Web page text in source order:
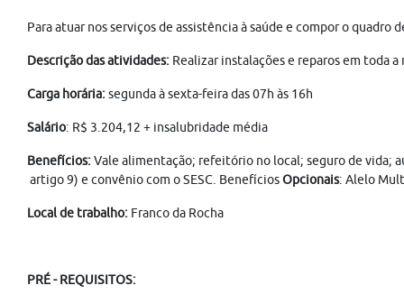
Para atuar nos serviços de assistência à saúde e compor o quadro
Descrição das atividades: Realizar instalações e reparos em toda
Carga horária:segunda à sexta-feira das 07h às 16h
Salário: R$ 3.204,12 + insalubridade média
Benefícios:Vale alimentação; refeitório no local; seguro de vida;
artigo 9) e convênio com o SESC. BenefíciosOpcionais: Alelo
Local de trabalho: Franco da Rocha
PRÉ - REQUISITOS: